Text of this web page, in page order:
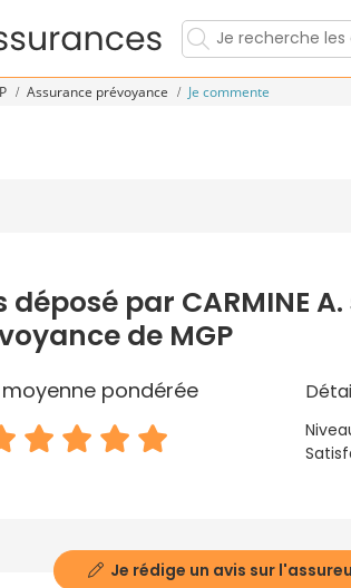
Assurance prévoyance Je commente
déposé par CARMINE
de MGP
pondérée
Je rédige un avis sur